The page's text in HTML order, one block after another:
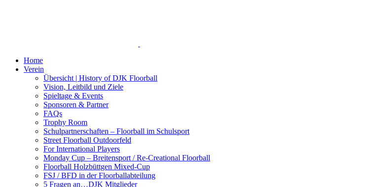
Home
Verein
Übersicht | History of DJK Floorball
Vision, Leitbild und Ziele
Spieltage & Events
Sponsoren & Partner
FAQs
Trophy Room
Schulpartnerschaften – Floorball im Schulsport
Street Floorball Outdoorfeld
For International Players
Monday Cup – Breitensport / Re-Creational Floorball
Floorball Holzbüttgen Mixed-Cup
FSJ / BFD in der Floorballabteilung
5 Fragen an…DJK Mitglieder